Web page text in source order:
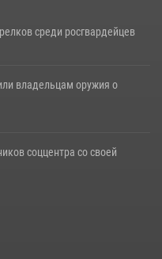
среди росгвардейцев
владельцам оружия о
соццентра со своей